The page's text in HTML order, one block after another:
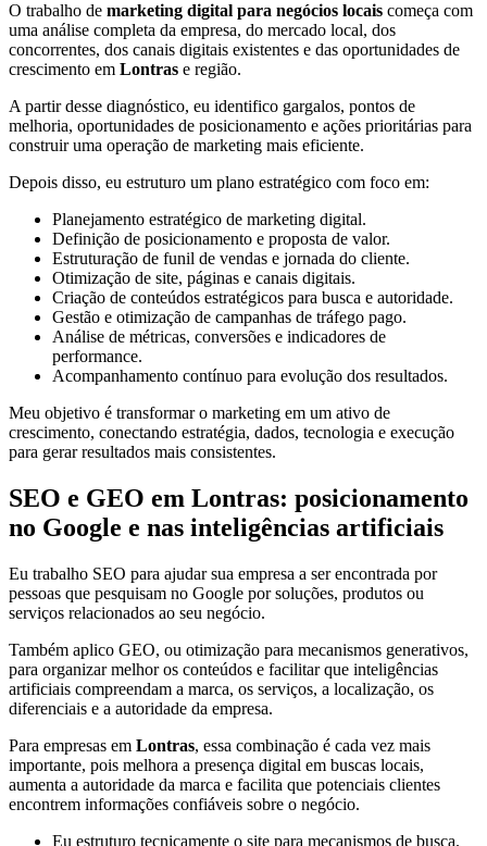
O trabalho de marketing digital para negócios locais começa com
uma análise completa da empresa, do mercado local, dos
concorrentes, dos canais digitais existentes e das oportunidades de
crescimento em Lontras e região.
A partir desse diagnóstico, eu identifico gargalos, pontos de
melhoria, oportunidades de posicionamento e ações prioritárias para
construir uma operação de marketing mais eficiente.
Depois disso, eu estruturo um plano estratégico com foco em:
Planejamento estratégico de marketing digital.
Definição de posicionamento e proposta de valor.
Estruturação de funil de vendas e jornada do cliente.
Otimização de site, páginas e canais digitais.
Criação de conteúdos estratégicos para busca e autoridade.
Gestão e otimização de campanhas de tráfego pago.
Análise de métricas, conversões e indicadores de
performance.
Acompanhamento contínuo para evolução dos resultados.
Meu objetivo é transformar o marketing em um ativo de
crescimento, conectando estratégia, dados, tecnologia e execução
para gerar resultados mais consistentes.
SEO e GEO em Lontras: posicionamento
no Google e nas inteligências artificiais
Eu trabalho SEO para ajudar sua empresa a ser encontrada por
pessoas que pesquisam no Google por soluções, produtos ou
serviços relacionados ao seu negócio.
Também aplico GEO, ou otimização para mecanismos generativos,
para organizar melhor os conteúdos e facilitar que inteligências
artificiais compreendam a marca, os serviços, a localização, os
diferenciais e a autoridade da empresa.
Para empresas em Lontras, essa combinação é cada vez mais
importante, pois melhora a presença digital em buscas locais,
aumenta a autoridade da marca e facilita que potenciais clientes
encontrem informações confiáveis sobre o negócio.
Eu estruturo tecnicamente o site para mecanismos de busca.